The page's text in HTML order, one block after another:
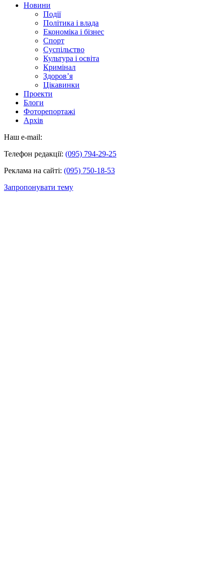
Новини
Події
Політика і влада
Економіка і бізнес
Спорт
Суспільство
Культура і освіта
Кримінал
Здоров’я
Цікавинки
Проекти
Блоги
Фоторепортажі
Архів
Наш e-mail:
Телефон редакції: (095) 794-29-25
Реклама на сайті: (095) 750-18-53
Запропонувати тему